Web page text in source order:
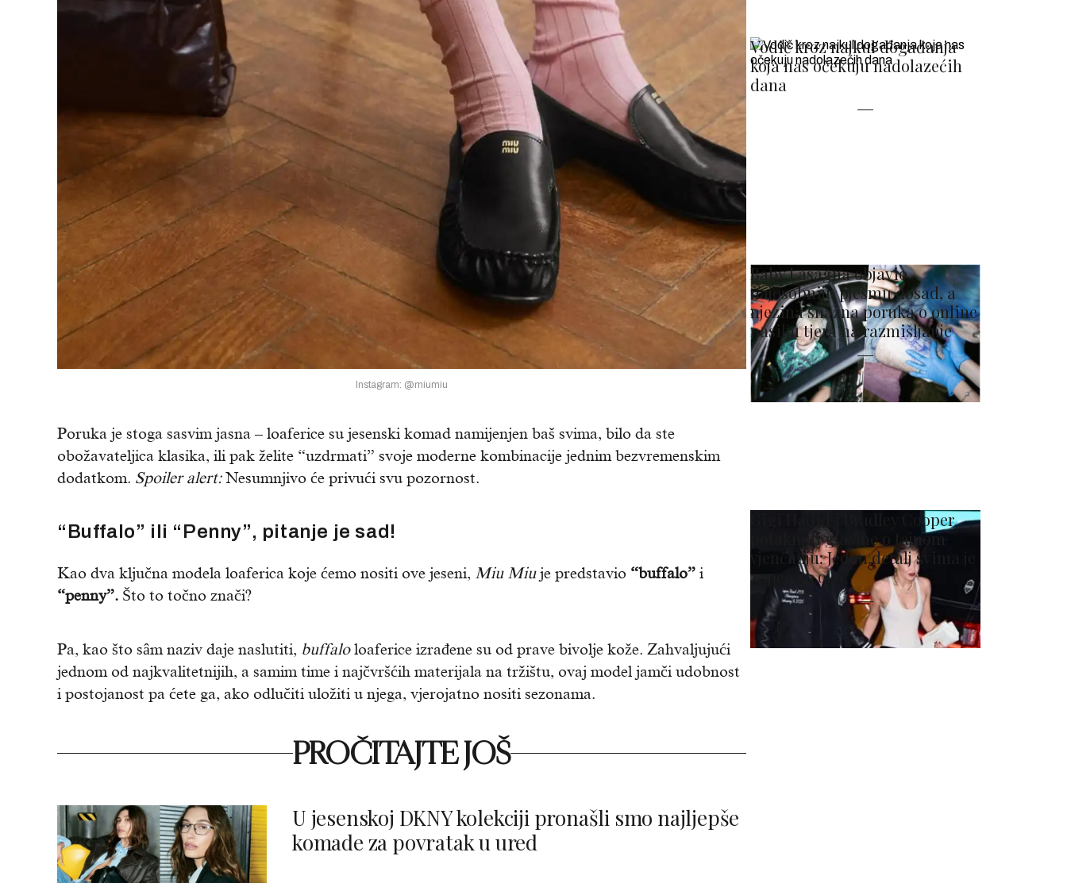
Instagram: @miumiu
Poruka je stoga sasvim jasna – loaferice su jesenski komad namijenjen baš svima, bilo da ste
obožavateljica klasika, ili pak želite “uzdrmati” svoje moderne kombinacije jednim bezvremenskim
dodatkom. Spoiler alert:Nesumnjivo će privući svu pozornost.
“Buffalo” ili “Penny”, pitanje je sad!
Kao dva ključna modela loaferica koje ćemo nositi ove jeseni, Miu Miuje predstavio “buffalo” i
“penny”. Što to točno znači?
Pa, kao što sâm naziv daje naslutiti, buffaloloaferice izrađene su od prave bivolje kože. Zahvaljujući
jednom od najkvalitetnijih, a samim time i najčvršćih materijala na tržištu, ovaj model jamči udobnost
i postojanost pa ćete ga, ako odlučiti uložiti u njega, vjerojatno nositi sezonama.
PROČITAJTE JOŠ
U jesenskoj DKNY kolekciji pronašli smo najljepše
komade za povratak u ured
Vodič kroz najkul događanja
koja nas očekuju nadolazećih
dana
Baby Lasagna objavio
najosobniju pjesmu dosad, a
njezina snažna poruka o online
nasilju tjera na razmišljanje
Gigi Hadid i Bradley Cooper
potaknuli glasine o tajnom
vjenčanju: Jedan detalj svima je
zapeo za oko